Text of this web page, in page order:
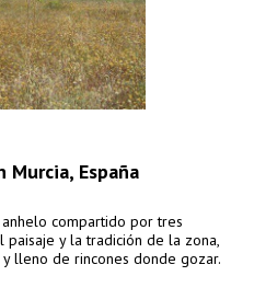
Murcia, España
compartido por tres
paisaje y la tradición de la zona,
lleno de rincones donde gozar.